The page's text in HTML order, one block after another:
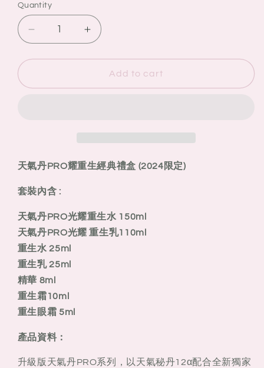
Quantity
Quantity
Decrease
quantity
for
HISTORY
丹
PRO
重
生
經
典
禮
盒
(2024
定)
Increase
quantity
for
THE
HISTORY
天
丹
重
生
Add to cart
天氣丹PRO耀重生經典禮盒 (2024限定)
套裝內含 :
天氣丹PRO光耀重生水 150ml
天氣丹PRO光耀 重生乳110ml
重生水 25ml
重生乳 25ml
精華 8ml
重生霜10ml
重生眼霜 5ml
產品資料：
升級版天氣丹PRO系列，以天氣秘丹12α配合全新獨家